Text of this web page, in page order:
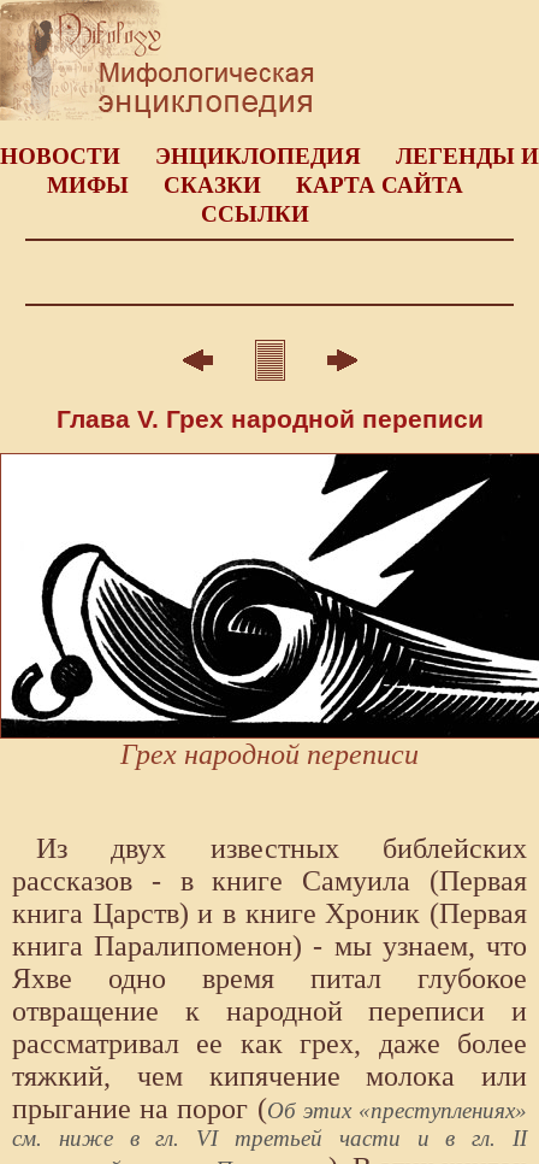
НОВОСТИ ЭНЦИКЛОПЕДИЯ
ЛЕГЕНДЫ И
МИФЫ
СКАЗКИ
КАРТА САЙТА
ССЫЛКИ
Глава V. Грех народной переписи
Грех народной переписи
Из двух известных библейских
рассказов - в книге Самуила (Первая
книга Царств) и в книге Хроник (Первая
книга Паралипоменон) - мы узнаем, что
Яхве одно время питал глубокое
отвращение к народной переписи и
рассматривал ее как грех, даже более
тяжкий, чем кипячение молока или
прыгание на порог (Об этих «преступлениях»
см. ниже в гл. VI третьей части и в гл. II